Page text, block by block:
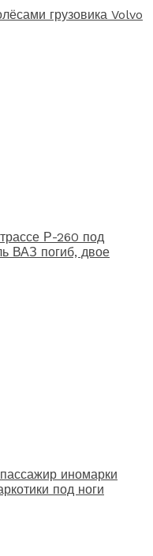
грузовика Volvo
Р-260 под
ВАЗ погиб, двое
иномарки
под ноги